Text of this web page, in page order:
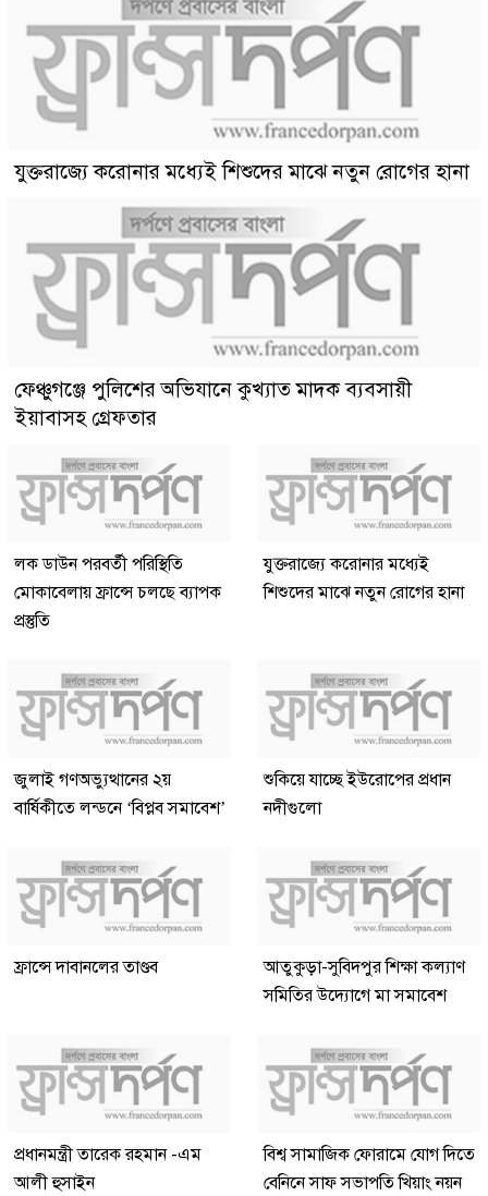
যুক্তরাজ্যে করোনার মধ্যেই শিশুদের মাঝে নতুন রোগের হানা
ফেঞ্চুগঞ্জে পুলিশের অভিযানে কুখ্যাত মাদক ব্যবসায়ী
ইয়াবাসহ গ্রেফতার
লক ডাউন পরবর্তী পরিস্থিতি
মোকাবেলায় ফ্রান্সে চলছে ব্যাপক
প্রস্তুতি
যুক্তরাজ্যে করোনার মধ্যেই
শিশুদের মাঝে নতুন রোগের হানা
জুলাই গণঅভ্যুত্থানের ২য়
বার্ষিকীতে লন্ডনে ‘বিপ্লব সমাবেশ’
শুকিয়ে যাচ্ছে ইউরোপের প্রধান
নদীগুলো
ফ্রান্সে দাবানলের তাণ্ডব
আতুকুড়া-সুবিদপুর শিক্ষা কল্যাণ
সমিতির উদ্যোগে মা সমাবেশ
প্রধানমন্ত্রী তারেক রহমান -এম
আলী হুসাইন
বিশ্ব সামাজিক ফোরামে যোগ দিতে
বেনিনে সাফ সভাপতি খিয়াং নয়ন